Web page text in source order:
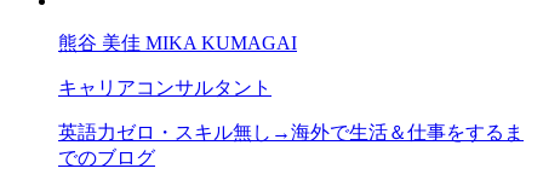
熊谷 美佳 MIKA KUMAGAI
キャリアコンサルタント
英語力ゼロ・スキル無し→海外で生活＆仕事をするま
でのブログ